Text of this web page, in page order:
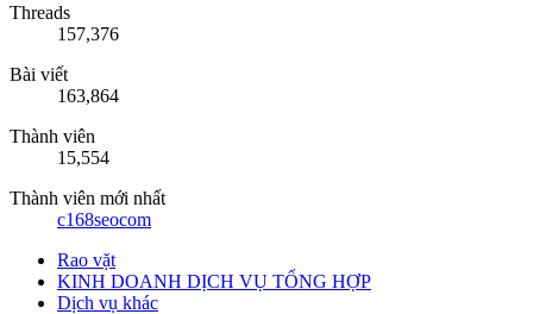
Threads
157,376
Bài viết
163,864
Thành viên
15,554
Thành viên mới nhất
c168seocom
Rao vặt
KINH DOANH DỊCH VỤ TỔNG HỢP
Dịch vụ khác